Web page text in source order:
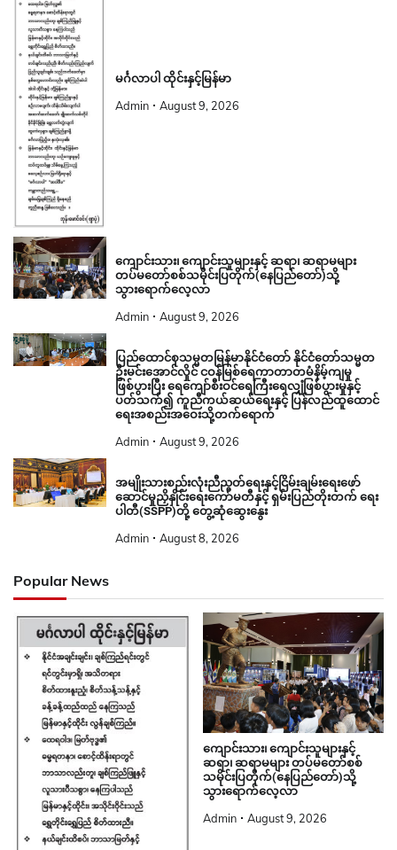
မင်္ဂလာပါ ထိုင်းနှင့်မြန်မာ
Admin August 9, 2026
ကျောင်းသား၊ ကျောင်းသူများနှင့် ဆရာ၊ ဆရာမများ
တပ်မတော်စစ်သမိုင်းပြတိုက်(နေပြည်တော်)သို့
သွားရောက်လေ့လာ
Admin August 9, 2026
ပြည်ထောင်စုသမ္မတမြန်မာနိုင်ငံတော် နိုင်ငံတော်သမ္မတ
ဦးမင်းအောင်လှိုင် ငဝန်မြစ်ရေကာတာတမံနိမ့်ကျမှု
ဖြစ်ပွားပြီး ရေကျော်စီးဝင်ရေကြီးရေလျှံဖြစ်ပွားမှုနှင့်
ပတ်သက်၍ ကူညီကယ်ဆယ်ရေးနှင့် ပြန်လည်ထူထောင်
ရေးအစည်းအဝေးသို့တက်ရောက်
Admin August 9, 2026
အမျိုးသားစည်းလုံးညီညွတ်ရေးနှင့်ငြိမ်းချမ်းရေးဖော်
ဆောင်မှုညှိနှိုင်းရေးကော်မတီနှင့် ရှမ်းပြည်တိုးတက် ရေး
ပါတီ(SSPP)တို့ တွေ့ဆုံဆွေးနွေး
Admin August 8, 2026
Popular News
ကျောင်းသား၊ ကျောင်းသူများနှင့်
ဆရာ၊ ဆရာမများ တပ်မတော်စစ်
သမိုင်းပြတိုက်(နေပြည်တော်)သို့
သွားရောက်လေ့လာ
Admin August 9, 2026